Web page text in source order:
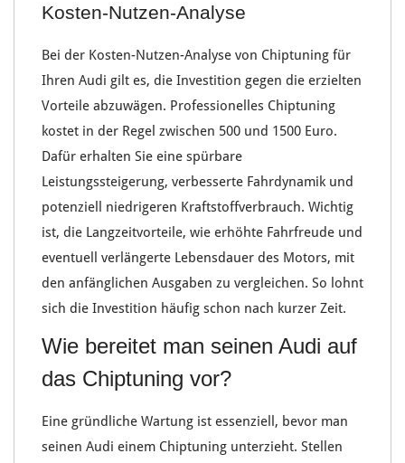
Kosten-Nutzen-Analyse
Bei der Kosten-Nutzen-Analyse von Chiptuning für
Ihren Audi gilt es, die Investition gegen die erzielten
Vorteile abzuwägen. Professionelles Chiptuning
kostet in der Regel zwischen 500 und 1500 Euro.
Dafür erhalten Sie eine spürbare
Leistungssteigerung, verbesserte Fahrdynamikund
potenziell niedrigeren Kraftstoffverbrauch. Wichtig
ist, die Langzeitvorteile, wie erhöhte Fahrfreude und
eventuell verlängerte Lebensdauer des Motors, mit
den anfänglichen Ausgaben zu vergleichen. So lohnt
sich die Investition häufig schon nach kurzer Zeit.
Wie bereitet man seinen Audi auf
das Chiptuning vor?
Eine gründliche Wartung ist essenziell, bevor man
seinen Audi einem Chiptuning unterzieht. Stellen